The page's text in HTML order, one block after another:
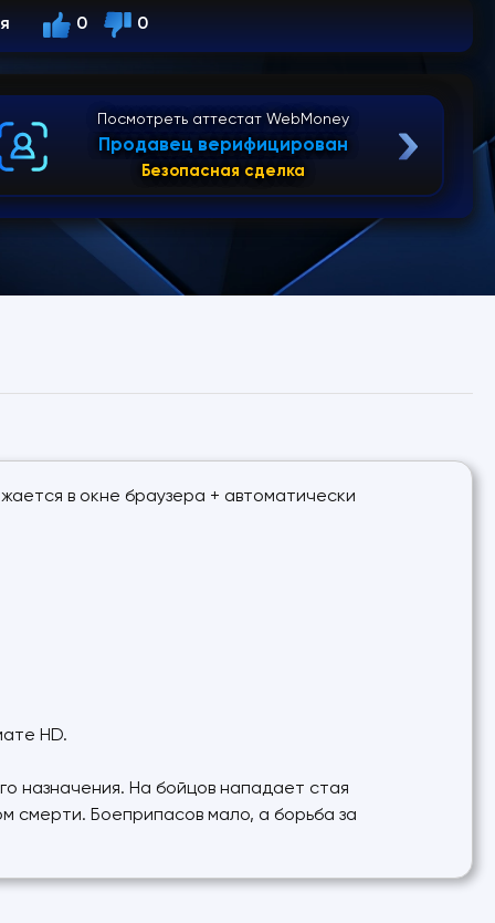
0 0
Посмотреть аттестат WebMoney
Продавец верифицирован
Безопасная сделка
в окне браузера + автоматически
HD.
назначения. На бойцов нападает стая
смерти. Боеприпасов мало, а борьба за